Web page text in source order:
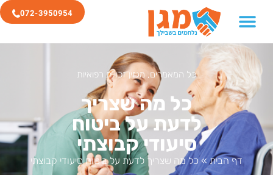
072-3950954
כל המאמרים, מגזין זכויות רפואיות
כל מה שצריך
לדעת על ביטוח
סיעודי קבוצתי
דף הבית»כל מה שצריך לדעת על ביטוח סיעודי קבוצתי